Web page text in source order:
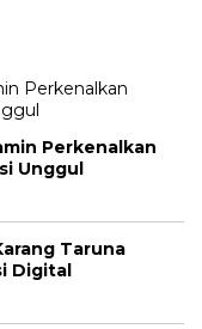
Perkenalkan
Unggul
Taruna
Digital